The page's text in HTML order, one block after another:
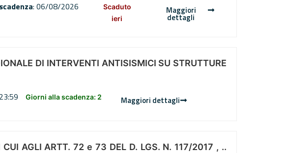
: 06/08/2026
Scaduto
ieri
Maggiori
dettagli
DI INTERVENTI ANTISISMICI SU STRUTTURE
Giorni alla scadenza: 2 Maggiori dettagli
AGLI ARTT. 72 e 73 DEL D. LGS. N. 117/2017 , ..